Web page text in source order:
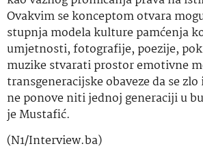
Ovakvim se konceptom otvara
stupnja modela kulture pamćenja
umjetnosti, fotografije, poezije,
muzike stvarati prostor emotivne
transgeneracijske obaveze da se
ne ponove niti jednoj generaciji u
je Mustafić.
(N1/Interview.ba)